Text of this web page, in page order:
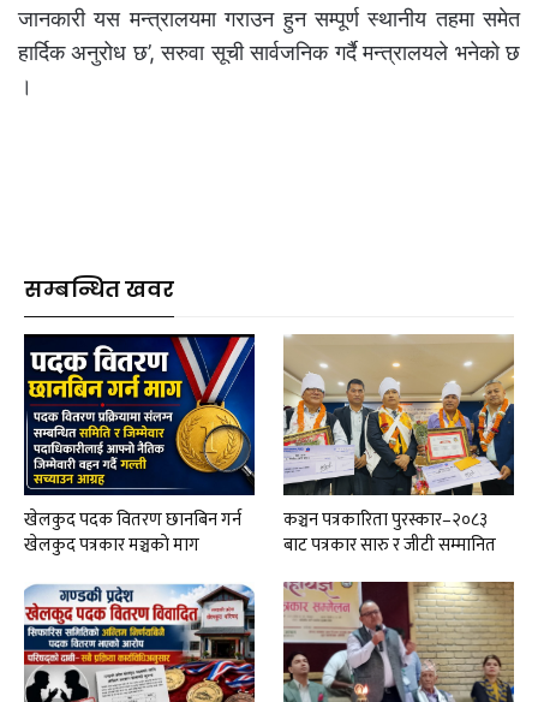
जानकारी यस मन्त्रालयमा गराउन हुन सम्पूर्ण स्थानीय तहमा समेत
हार्दिक अनुरोध छ’, सरुवा सूची सार्वजनिक गर्दै मन्त्रालयले भनेको छ
।
सम्बन्धित खवर
खेलकुद पदक वितरण छानबिन गर्न
खेलकुद पत्रकार मञ्चकाे माग
कञ्चन पत्रकारिता पुरस्कार–२०८३
बाट पत्रकार सारु र जीटी सम्मानित